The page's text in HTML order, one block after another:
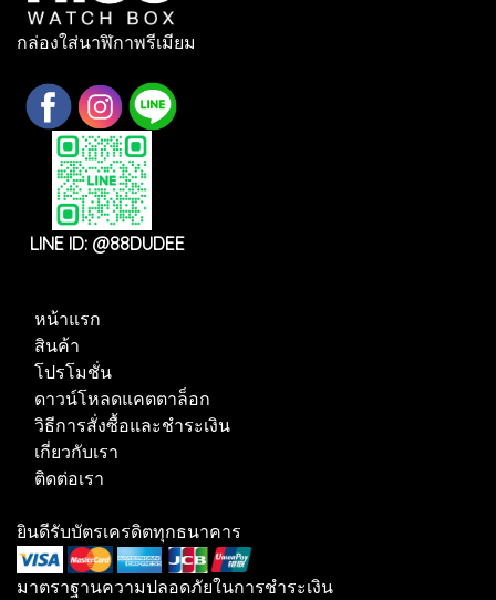
กล่องใส่นาฬิกาพรีเมียม
LINE ID: @88DUDEE
หน้าแรก
สินค้า
โปรโมชั่น
ดาวน์โหลดแคตตาล็อก
วิธีการสั่งซื้อและชำระเงิน
เกี่ยวกับเรา
ติดต่อเรา
ยินดีรับบัตรเครดิตทุกธนาคาร
มาตราฐานความปลอดภัยในการชำระเงิน